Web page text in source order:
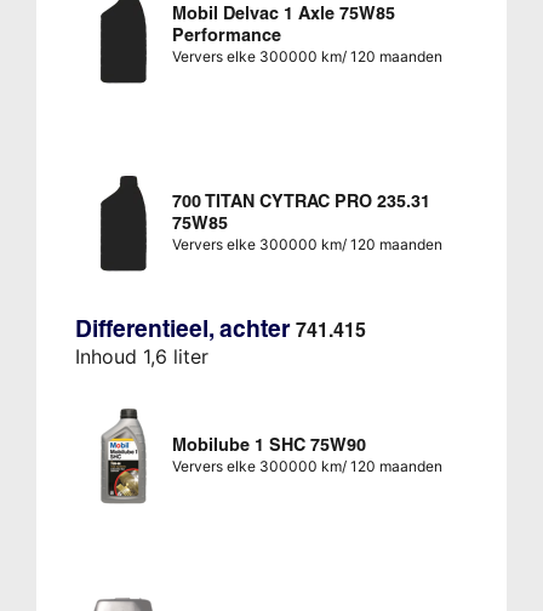
Mobil Delvac 1 Axle 75W85
Performance
Ververs elke 300000 km/ 120 maanden
700 TITAN CYTRAC PRO 235.31
75W85
Ververs elke 300000 km/ 120 maanden
Differentieel, achter 741.415
Inhoud 1,6 liter
Mobilube 1 SHC 75W90
Ververs elke 300000 km/ 120 maanden